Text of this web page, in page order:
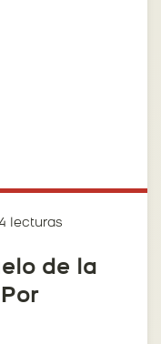
lecturas
de la